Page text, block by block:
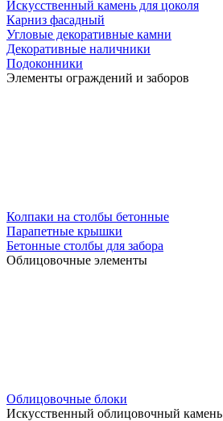
Искусственный камень для цоколя
Карниз фасадный
Угловые декоративные камни
Декоративные наличники
Подоконники
Элементы ограждений и заборов
Колпаки на столбы бетонные
Парапетные крышки
Бетонные столбы для забора
Облицовочные элементы
Облицовочные блоки
Искусственный облицовочный камень